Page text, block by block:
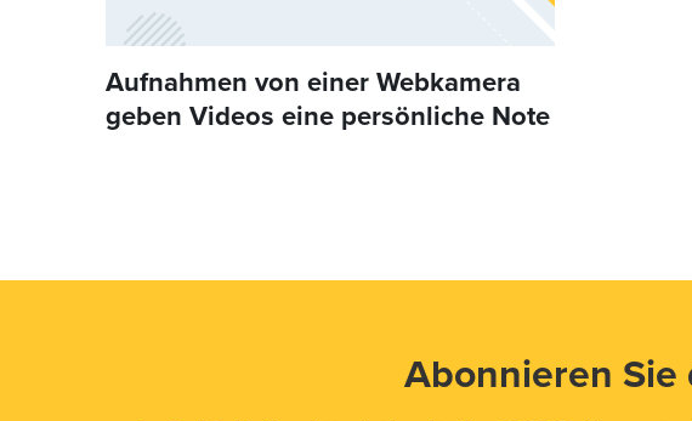
Aufnahmen von einer Webkamera
geben Videos eine persönliche Note
Abonnieren Sie